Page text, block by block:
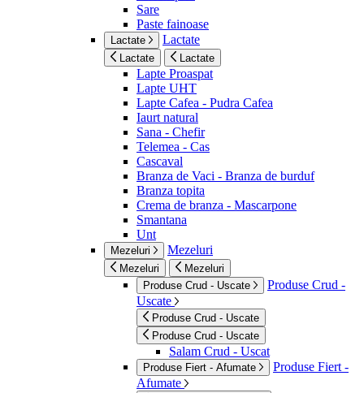
Sare
Paste fainoase
Lactate Lactate
Lactate Lactate
Lapte Proaspat
Lapte UHT
Lapte Cafea - Pudra Cafea
Iaurt natural
Sana - Chefir
Telemea - Cas
Cascaval
Branza de Vaci - Branza de burduf
Branza topita
Crema de branza - Mascarpone
Smantana
Unt
Mezeluri Mezeluri
Mezeluri
Mezeluri
Produse Crud - Uscate
Produse Crud -
Uscate
Produse Crud - Uscate
Produse Crud - Uscate
Salam Crud - Uscat
Produse Fiert - Afumate
Produse Fiert -
Afumate